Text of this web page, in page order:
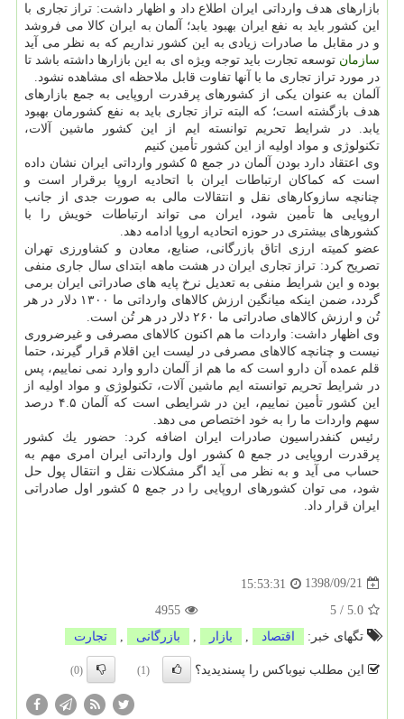
بازارهای هدف وارداتی ایران اطلاع داد و اظهار داشت: تراز تجاری با
این كشور باید به نفع ایران بهبود یابد؛ آلمان به ایران كالا می فروشد
و در مقابل ما صادرات زیادی به این كشور نداریم كه به نظر می آید
سازمان توسعه تجارت باید توجه ویژه ای به این بازارها داشته باشد تا
در مورد تراز تجاری ما با آنها تفاوت قابل ملاحظه ای مشاهده نشود.
آلمان به عنوان یكی از كشورهای پرقدرت اروپایی به جمع بازارهای
هدف بازگشته است؛ كه البته تراز تجاری باید به نفع كشورمان بهبود
یابد. در شرایط تحریم توانسته ایم از این كشور ماشین آلات،
تكنولوژی و مواد اولیه از این كشور تأمین كنیم
وی اعتقاد دارد بودن آلمان در جمع ۵ كشور وارداتی ایران نشان داده
است كه كماكان ارتباطات ایران با اتحادیه اروپا برقرار است و
چنانچه سازوكارهای نقل و انتقالات مالی به صورت جدی از جانب
اروپایی ها تأمین شود، ایران می تواند ارتباطات خویش را با
كشورهای بیشتری در حوزه اتحادیه اروپا ادامه دهد.
عضو كمیته ارزی اتاق بازرگانی، صنایع، معادن و كشاورزی تهران
تصریح كرد: تراز تجاری ایران در هشت ماهه ابتدای سال جاری منفی
بوده و این شرایط منفی به تعدیل نرخ پایه های صادراتی ایران برمی
گردد، ضمن اینكه میانگین ارزش كالاهای وارداتی ما ۱۳۰۰ دلار در هر
تُن و ارزش كالاهای صادراتی ما ۲۶۰ دلار در هر تُن است.
وی اظهار داشت: واردات ما هم اكنون كالاهای مصرفی و غیرضروری
نیست و چنانچه كالاهای مصرفی در لیست این اقلام قرار گیرند، حتما
قلم عمده آن دارو است كه ما هم از آلمان دارو وارد نمی نماییم، پس
در شرایط تحریم توانسته ایم ماشین آلات، تكنولوژی و مواد اولیه از
این كشور تأمین نماییم، این در شرایطی است كه آلمان ۴.۵ درصد
سهم واردات ما را به خود اختصاص می دهد.
رئیس كنفدراسیون صادرات ایران اضافه كرد: حضور یك كشور
پرقدرت اروپایی در جمع ۵ كشور اول وارداتی ایران امری مهم به
حساب می آید و به نظر می آید اگر مشكلات نقل و انتقال پول حل
شود، می توان كشورهای اروپایی را در جمع ۵ كشور اول صادراتی
ایران قرار داد.
1398/09/21
15:53:31
5.0
/
5
4955
تگهای خبر:
اقتصاد , بازار , بازرگانی , تجارت
این مطلب نیوباکس را پسندیدید؟ (1)
(0)